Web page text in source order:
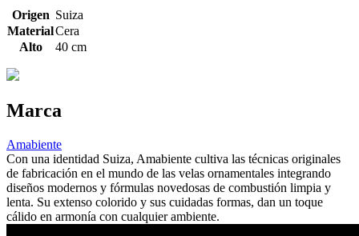
Origen Suiza
MaterialCera
Alto
40 cm
Marca
Amabiente
Con una identidad Suiza, Amabiente cultiva las técnicas originales
de fabricación en el mundo de las velas ornamentales integrando
diseños modernos y fórmulas novedosas de combustión limpia y
lenta. Su extenso colorido y sus cuidadas formas, dan un toque
cálido en armonía con cualquier ambiente.